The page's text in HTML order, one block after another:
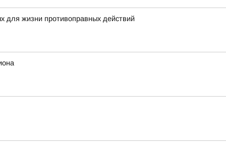
для жизни противоправных действий